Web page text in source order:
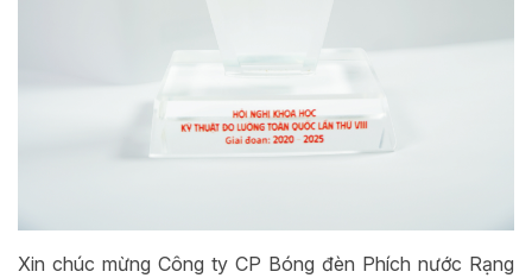
Xin chúc mừng Công ty CP Bóng đèn Phích nước Rạng